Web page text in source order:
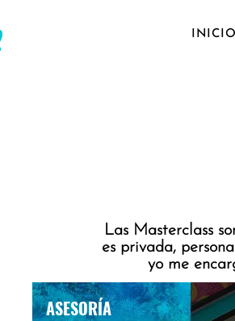
Las Masterclass
es privada,
yo me
ASESORÍA